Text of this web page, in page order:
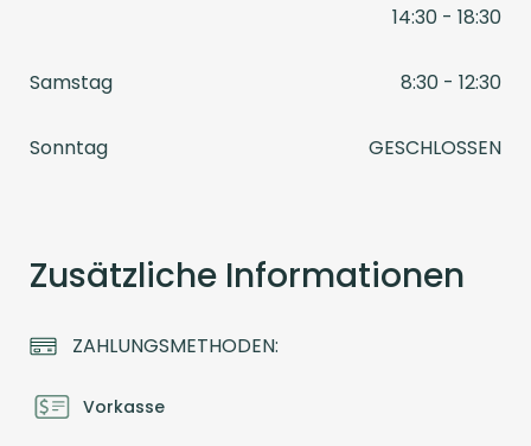
14:30 - 18:30
Samstag 8:30 - 12:30
Sonntag GESCHLOSSEN
Zusätzliche Informationen
ZAHLUNGSMETHODEN:
Vorkasse